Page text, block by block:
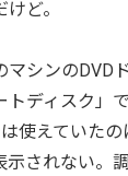
ど。
シンのDVD
ディスク」
使えていた
されない。